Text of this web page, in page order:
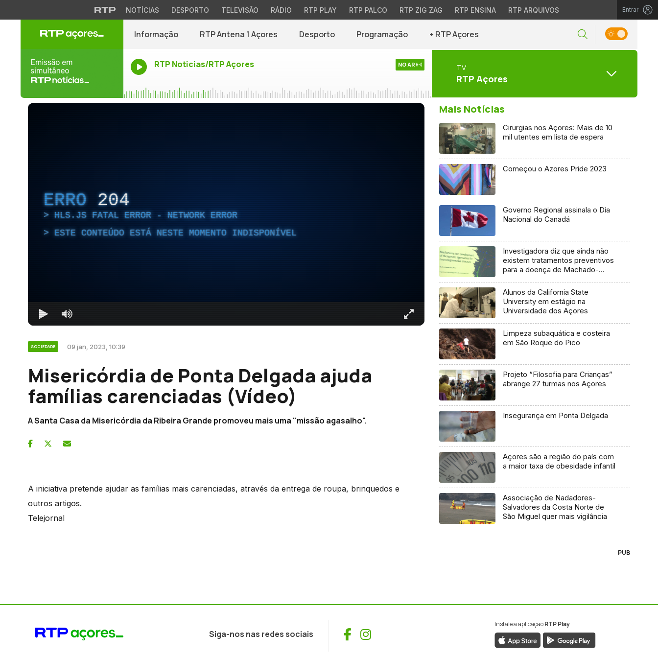
NOTÍCIAS DESPORTO TELEVISÃO RÁDIO RTP PLAY RTP PALCO RTP ZIG ZAG RTP ENSINA RTP ARQUIVOS Entrar
Informação RTP Antena 1 Açores Desporto Programação + RTP Açores
RTP Noticias/RTP Açores NO AR TV
RTP Açores
ERRO 204
HLS.JS FATAL ERROR - NETWORK ERROR
ESTE CONTEÚDO ESTÁ NESTE MOMENTO INDISPONÍVEL
SOCIEDADE 09 jan, 2023, 10:39
Misericórdia de Ponta Delgada ajuda
famílias carenciadas (Vídeo)
A Santa Casa da Misericórdia da Ribeira Grande promoveu mais uma "missão agasalho".
A iniciativa pretende ajudar as famílias mais carenciadas, através da entrega de roupa, brinquedos e
outros artigos.
Telejornal
Mais Notícias
Cirurgias nos Açores: Mais de 10
mil utentes em lista de espera
Começou o Azores Pride 2023
Governo Regional assinala o Dia
Nacional do Canadá
Investigadora diz que ainda não
existem tratamentos preventivos
para a doença de Machado-
Alunos da California State
University em estágio na
Universidade dos Açores
Limpeza subaquática e costeira
em São Roque do Pico
Projeto “Filosofia para Crianças”
abrange 27 turmas nos Açores
Insegurança em Ponta Delgada
Açores são a região do país com
a maior taxa de obesidade infantil
Associação de Nadadores-
Salvadores da Costa Norte de
São Miguel quer mais vigilância
PUB
Siga-nos nas redes sociais Facebook
Instagram
Instale a aplicaçãoRTP Play